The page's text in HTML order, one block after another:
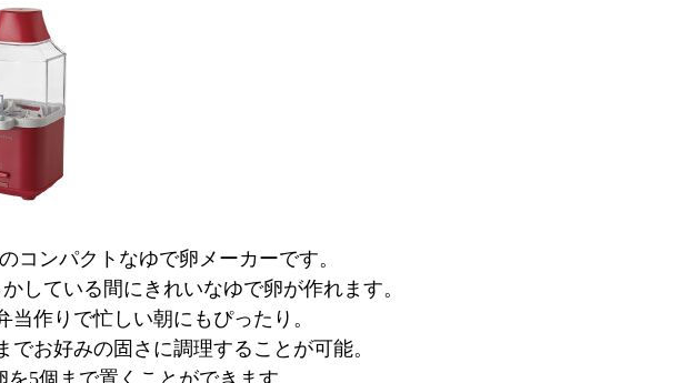
コンパクトなゆで卵メーカーです。
している間にきれいなゆで卵が作れます。
作りで忙しい朝にもぴったり。
お好みの固さに調理することが可能。
5個まで置くことができます。